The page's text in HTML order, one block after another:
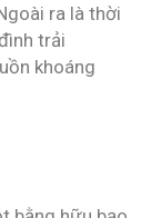
ra là thời
trải
khoáng